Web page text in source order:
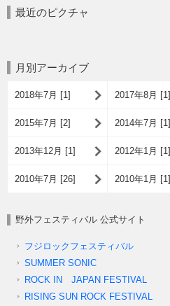
最近のピクチャ
月別アーカイブ
2018年7月 [1] 2017年8月 [1]
2015年7月 [2] 2014年7月 [1]
2013年12月 [1] 2012年1月 [1]
2010年7月 [26] 2010年1月 [1]
野外フェスティバル 公式サイト
フジロックフェスティバル
SUMMER SONIC
ROCK IN JAPAN FESTIVAL
RISING SUN ROCK FESTIVAL